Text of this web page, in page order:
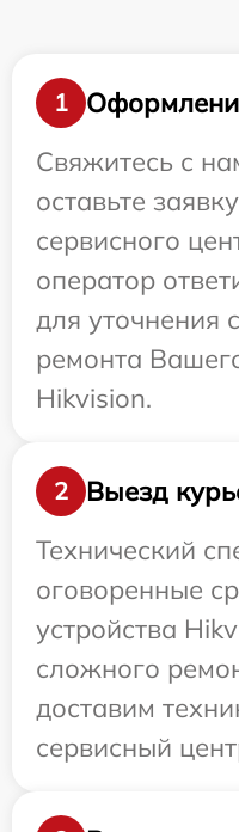
1
Свяжитесь с
оставьте
сервисного
оператор
для уточнения
ремонта
Hikvision.
2
Выезд
Технический
оговоренные
устройства
сложного
доставим
сервисный